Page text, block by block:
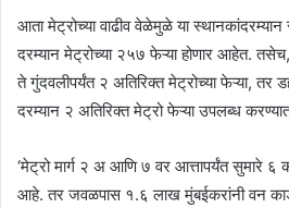
आता मेट्रोच्या वाढीव वेळेमुळे या
दरम्यान मेट्रोच्या २५७ फेऱ्या होणार आहेत.
ते गुंदवलीपर्यंत २ अतिरिक्त मेट्रोच्या फेऱ्या, तर
दरम्यान २ अतिरिक्त मेट्रो फेऱ्या उपलब्ध
‘मेट्रो मार्ग २ अ आणि ७ वर आत्तापर्यंत सुमारे ६
आहे. तर जवळपास १.६ लाख मुंबईकरांनी वन